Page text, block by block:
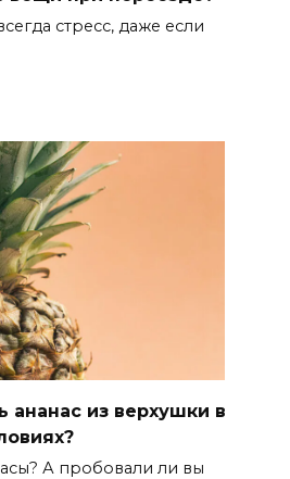
стресс, даже если
ананас из верхушки в
А пробовали ли вы